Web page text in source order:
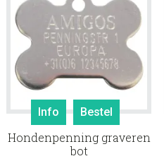
Info Bestel
Hondenpenning graveren
bot